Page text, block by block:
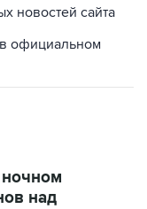
новостей сайта
официальном
над